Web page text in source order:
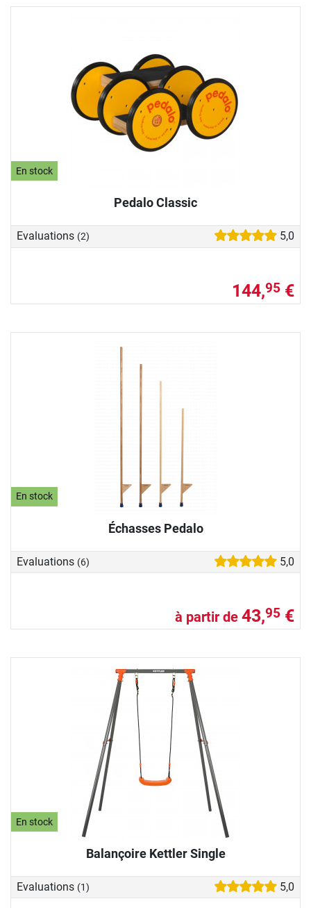
En stock
Pedalo Classic
Evaluations (2) 5,0
144,95 €
En stock
Échasses Pedalo
Evaluations (6) 5,0
à partir de 43,95 €
En stock
Balançoire Kettler Single
Evaluations (1) 5,0